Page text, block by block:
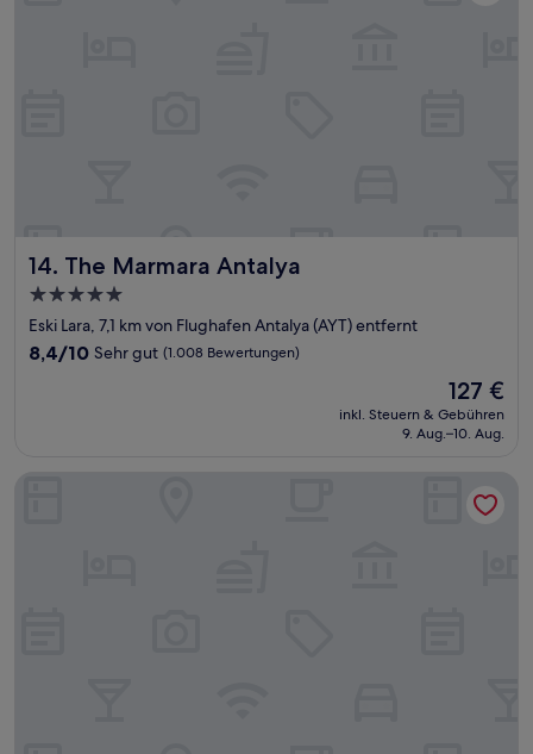
14. The Marmara Antalya
The Marmara Antalya
5.0-
Sterne-
Unterkunft
Eski Lara, 7,1 km von Flughafen Antalya (AYT) entfernt
8.4
Bewertungen)
8,4/10 Sehr gut (1.008 Bewertungen)
Der
Preis
beträgt
127 €
inkl. Steuern & Gebühren
9. Aug.–10. Aug.